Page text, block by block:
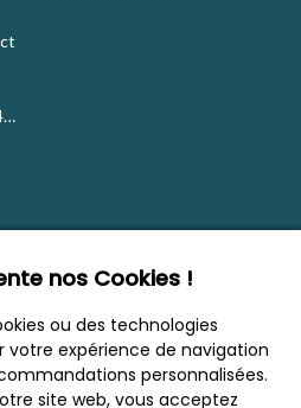
nos Cookies !
ou des technologies
votre expérience de navigation
personnalisées.
site web, vous acceptez